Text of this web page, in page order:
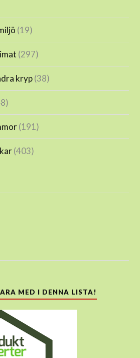
(19)
(297)
kryp(38)
(191)
(403)
MED I DENNA LISTA!